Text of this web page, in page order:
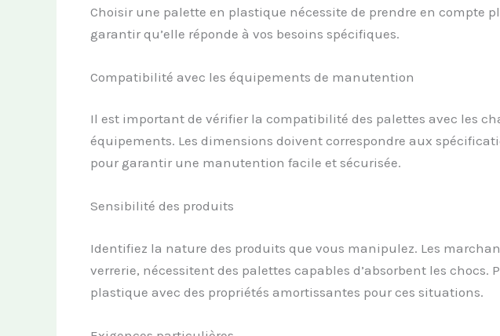
Choisir une palette en plastique nécessite de prendre en compte
garantir qu’elle réponde à vos besoins spécifiques.
Compatibilité avec les équipements de manutention
Il est important de vérifier la compatibilité des palettes avec les
équipements. Les dimensions doivent correspondre aux
pour garantir une manutention facile et sécurisée.
Sensibilité des produits
Identifiez la nature des produits que vous manipulez. Les
verrerie, nécessitent des palettes capables d’absorbent les chocs.
plastique avec des propriétés amortissantes pour ces situations.